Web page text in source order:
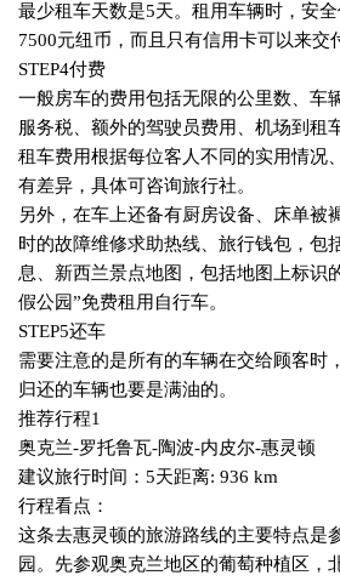
最少租车天数是5天。租用车辆时，安
7500元纽币，而且只有信用卡可以来交
STEP4付费
一般房车的费用包括无限的公里数、车
服务税、额外的驾驶员费用、机场到租
租车费用根据每位客人不同的实用情况
有差异，具体可咨询旅行社。
另外，在车上还备有厨房设备、床单被
时的故障维修求助热线、旅行钱包，包
息、新西兰景点地图，包括地图上标识
假公园”免费租用自行车。
STEP5还车
需要注意的是所有的车辆在交给顾客时
归还的车辆也要是满油的。
推荐行程1
奥克兰-罗托鲁瓦-陶波-内皮尔-惠灵顿
建议旅行时间： 5天距离: 936 km
行程看点：
这条去惠灵顿的旅游路线的主要特点是
园。先参观奥克兰地区的葡萄种植区，